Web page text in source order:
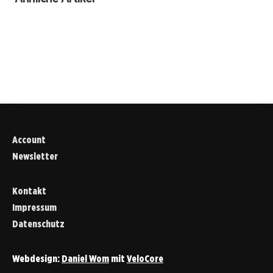
Forschungen revolutionieren die
Account
Newsletter
Kontakt
Impressum
Datenschutz
Webdesign: Daniel Wom mit VeloCore